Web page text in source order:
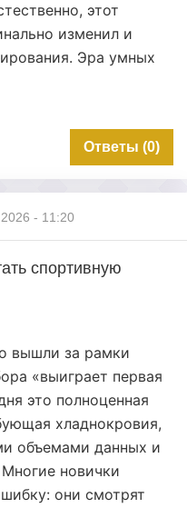
этот
изменил и
Эра умных
Ответы (0)
- 11:20
спортивную
вышли за рамки
«выиграет первая
это полноценная
хладнокровия,
объемами данных и
новички
они смотрят